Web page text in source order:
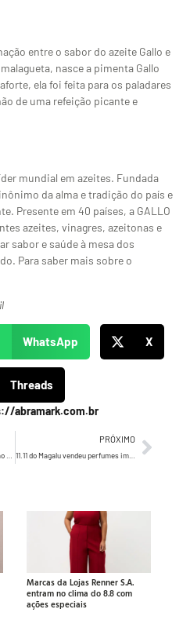
entre o sabor do azeite Gallo e
nasce a pimenta Gallo
ela foi feita para os paladares
de uma refeição picante e
mundial em azeites. Fundada
da alma e tradição do país e
Presente em 40 países, a GALLO
azeites, vinagres, azeitonas e
sabor e saúde à mesa dos
Para saber mais sobre o
WhatsApp X
Threads
abramark.com.br
PRÓXIMO
11.11 do Magalu vendeu perfumes importados suficientes para empilhar até o topo do Burj Khalifa, maior edifício do mundo
Marcas da Lojas Renner S.A.
entram no clima do 8.8 com
ações especiais